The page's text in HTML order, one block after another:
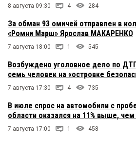
8 августа 09:30 4 284
За обман 93 омичей отправлен в
«Ромни Марш» Ярослав МАКАРЕНКО
7 августа 18:00 1 545
Возбуждено уголовное дело по
семь человек на «островке
7 августа 17:30 4 735
В июле спрос на автомобили с
области оказался на 11% выше,
7 августа 17:00 1 458